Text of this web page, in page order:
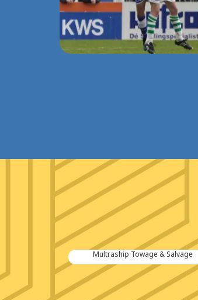
Multraship Towage & Salvage